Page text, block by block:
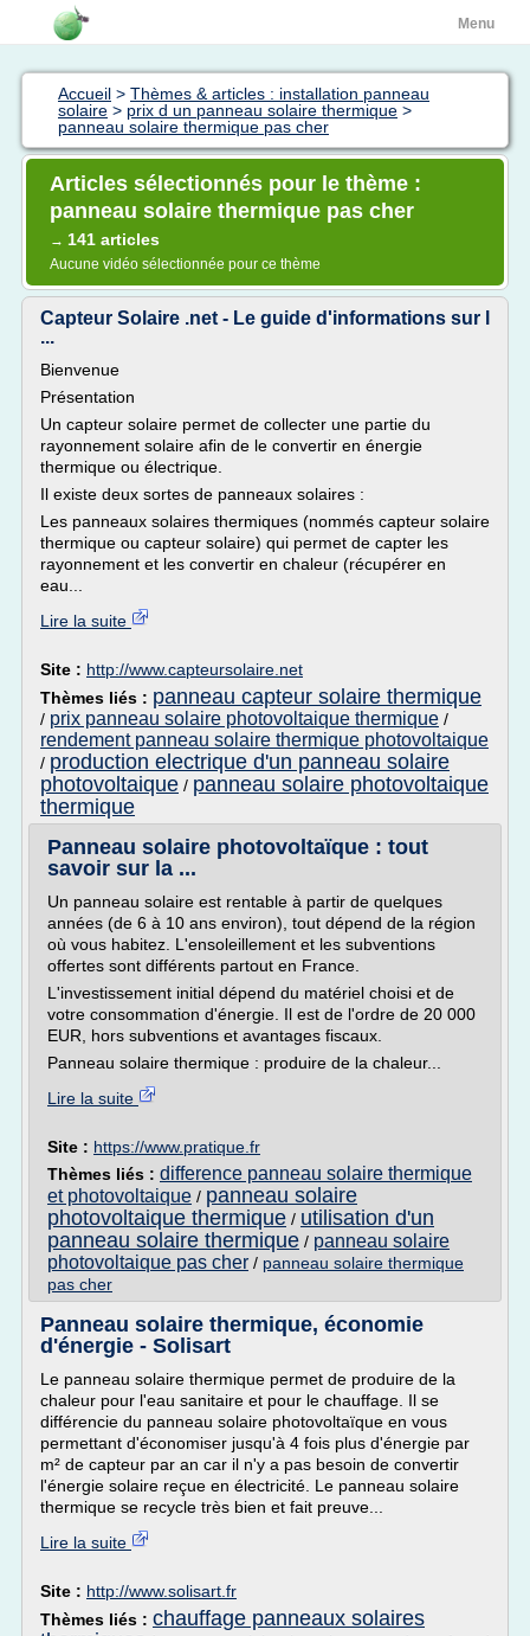
Menu
Accueil > Thèmes & articles : installation panneau
solaire > prix d un panneau solaire thermique >
panneau solaire thermique pas cher
Articles sélectionnés pour le thème :
panneau solaire thermique pas cher
→ 141 articles
Aucune vidéo sélectionnée pour ce thème
Capteur Solaire .net - Le guide d'informations sur l
...
Bienvenue
Présentation
Un capteur solaire permet de collecter une partie du
rayonnement solaire afin de le convertir en énergie
thermique ou électrique.
Il existe deux sortes de panneaux solaires :
Les panneaux solaires thermiques (nommés capteur solaire
thermique ou capteur solaire) qui permet de capter les
rayonnement et les convertir en chaleur (récupérer en
eau...
Lire la suite
Site : http://www.capteursolaire.net
Thèmes liés : panneau capteur solaire thermique
/ prix panneau solaire photovoltaique thermique /
rendement panneau solaire thermique photovoltaique
/ production electrique d'un panneau solaire
photovoltaique / panneau solaire photovoltaique
thermique
Panneau solaire photovoltaïque : tout
savoir sur la ...
Un panneau solaire est rentable à partir de quelques
années (de 6 à 10 ans environ), tout dépend de la région
où vous habitez. L'ensoleillement et les subventions
offertes sont différents partout en France.
L'investissement initial dépend du matériel choisi et de
votre consommation d'énergie. Il est de l'ordre de 20 000
EUR, hors subventions et avantages fiscaux.
Panneau solaire thermique : produire de la chaleur...
Lire la suite
Site : https://www.pratique.fr
Thèmes liés : difference panneau solaire thermique
et photovoltaique / panneau solaire
photovoltaique thermique / utilisation d'un
panneau solaire thermique / panneau solaire
photovoltaique pas cher / panneau solaire thermique
pas cher
Panneau solaire thermique, économie
d'énergie - Solisart
Le panneau solaire thermique permet de produire de la
chaleur pour l'eau sanitaire et pour le chauffage. Il se
différencie du panneau solaire photovoltaïque en vous
permettant d'économiser jusqu'à 4 fois plus d'énergie par
m² de capteur par an car il n'y a pas besoin de convertir
l'énergie solaire reçue en électricité. Le panneau solaire
thermique se recycle très bien et fait preuve...
Lire la suite
Site : http://www.solisart.fr
Thèmes liés : chauffage panneaux solaires